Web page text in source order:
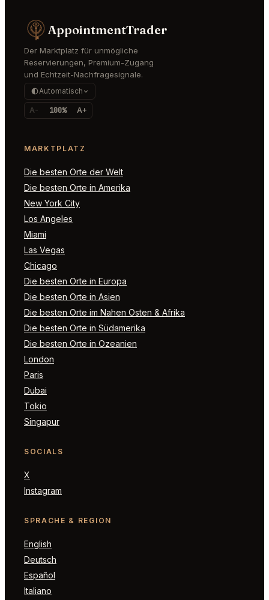
AppointmentTrader
Der Marktplatz für unmögliche
Reservierungen, Premium-Zugang
und Echtzeit-Nachfragesignale.
Automatisch
A- 100% A+
MARKTPLATZ
Die besten Orte der Welt
Die besten Orte in Amerika
New York City
Los Angeles
Miami
Las Vegas
Chicago
Die besten Orte in Europa
Die besten Orte in Asien
Die besten Orte im Nahen Osten & Afrika
Die besten Orte in Südamerika
Die besten Orte in Ozeanien
London
Paris
Dubai
Tokio
Singapur
SOCIALS
X
Instagram
SPRACHE & REGION
English
Deutsch
Español
Italiano